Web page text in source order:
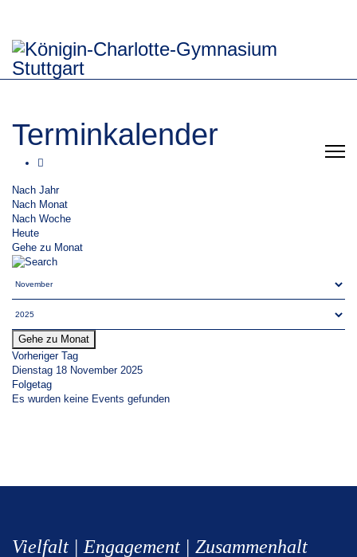
Terminkalender
Nach Jahr
Nach Monat
Nach Woche
Heute
Gehe zu Monat
Gehe zu Monat
Vorheriger Tag
Dienstag 18 November 2025
Folgetag
Es wurden keine Events gefunden
Vielfalt | Engagement | Zusammenhalt